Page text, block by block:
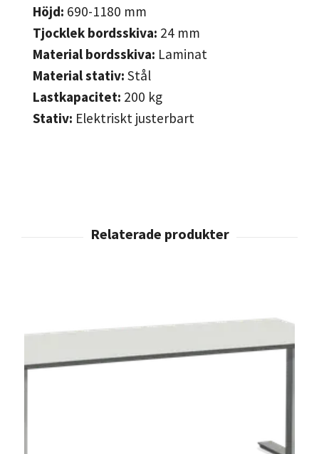
Höjd: 690-1180 mm
Tjocklek bordsskiva: 24 mm
Material bordsskiva: Laminat
Material stativ: Stål
Lastkapacitet: 200 kg
Stativ: Elektriskt justerbart